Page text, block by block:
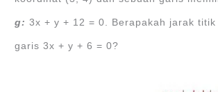
g: 3x + y + 12 = 0. Berapakah jarak titik
garis 3x + y + 6 = 0?